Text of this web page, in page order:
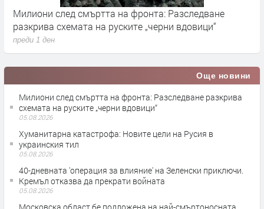
Милиони след смъртта на фронта: Разследване
разкрива схемата на руските „черни вдовици“
преди 1 ден
Още новини
Милиони след смъртта на фронта: Разследване разкрива
схемата на руските „черни вдовици“
05.08.2026
Хуманитарна катастрофа: Новите цели на Русия в
украинския тил
05.08.2026
40-дневната 'операция за влияние' на Зеленски приключи.
Кремъл отказва да прекрати войната
05.08.2026